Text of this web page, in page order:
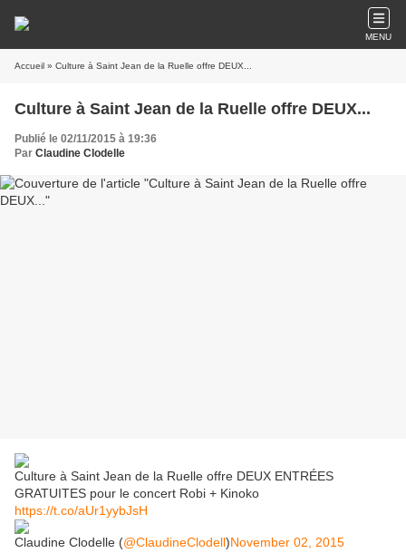
MENU
Accueil » Culture à Saint Jean de la Ruelle​ offre DEUX...
Culture à Saint Jean de la Ruelle​ offre DEUX...
Publié le 02/11/2015 à 19:36
Par Claudine Clodelle
Culture à Saint Jean de la Ruelle​ offre DEUX ENTRÉES
GRATUITES pour le concert Robi + Kinoko
https://t.co/aUr1yybJsH
Claudine Clodelle (@ClaudineClodell)November 02, 2015